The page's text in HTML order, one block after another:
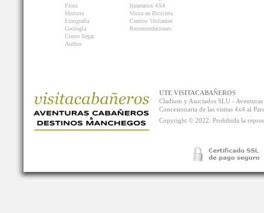
Flora
Historia
Etnografía
Geología
Como llegar
Audios
Itinerarios 4X4
Visita en Bicicleta
Centros Visitantes
Recomendaciones
UTE VISITACABAÑEROS
Cladium y Asociados SLU -
Concesionaria de las visitas 4x4 al
Copyright © 2022. Prohibida la